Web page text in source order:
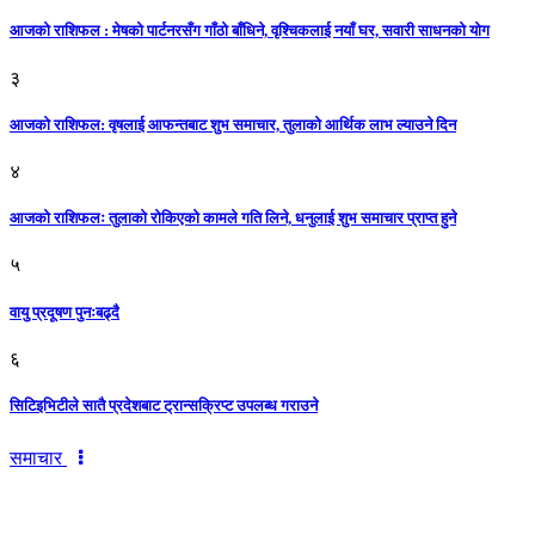
आजको राशिफल : मेषको पार्टनरसँग गाँठो बाँधिने, वृश्चिकलाई नयाँ घर, सवारी साधनकाे याेग
३
आजकाे राशिफल: वृषलाई आफन्तबाट शुभ समाचार, तुलाकाे आर्थिक लाभ ल्याउने दिन
४
आजको राशिफलः तुलाकाे रोकिएको कामले गति लिने, धनुलाई शुभ समाचार प्राप्त हुने
५
वायु प्रदूषण पुनःबढ्दै
६
सिटिइभिटीले सातै प्रदेशबाट ट्रान्सक्रिप्ट उपलब्ध गराउने
समाचार